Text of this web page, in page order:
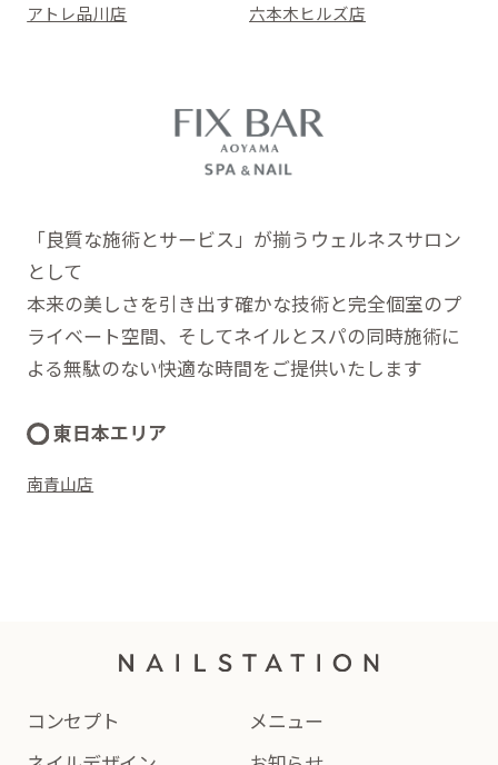
アトレ品川店 六本木ヒルズ店
「良質な施術とサービス」が揃うウェルネスサロン
として
本来の美しさを引き出す確かな技術と完全個室のプ
ライベート空間、そしてネイルとスパの同時施術に
よる無駄のない快適な時間をご提供いたします
東日本エリア
南青山店
コンセプト
メニュー